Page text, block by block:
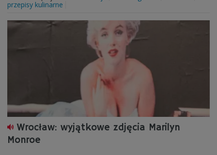
przepisy kulinarne
Wrocław: wyjątkowe zdjęcia Marilyn
Monroe